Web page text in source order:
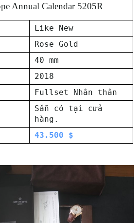
Annual Calendar 5205R
Like New
Rose Gold
40 mm
2018
Fullset Nhân thân
Sẵn có tại cửa
hàng.
43.500 $